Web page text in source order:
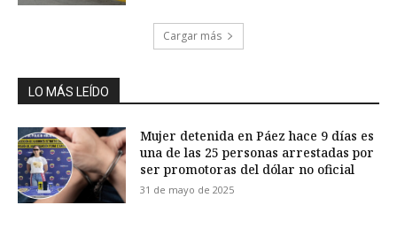
Cargar más
LO MÁS LEÍDO
Mujer detenida en Páez hace 9 días es
una de las 25 personas arrestadas por
ser promotoras del dólar no oficial
31 de mayo de 2025